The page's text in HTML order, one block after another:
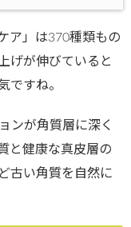
ア」は370種類もの
げが伸びていると
ですね。
ンが角質層に深く
と健康な真皮層の
古い角質を自然に